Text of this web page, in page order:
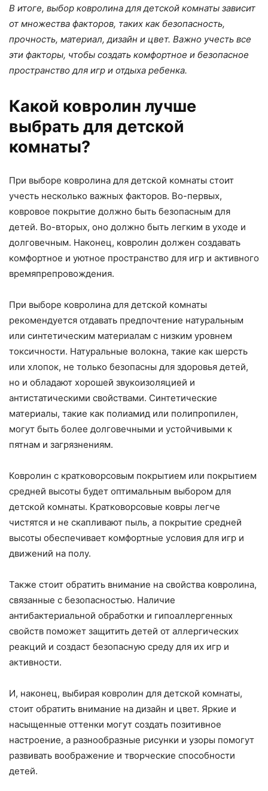
В итоге, выбор ковролина для детской комнаты зависит
от множества факторов, таких как безопасность,
прочность, материал, дизайн и цвет. Важно учесть все
эти факторы, чтобы создать комфортное и безопасное
пространство для игр и отдыха ребенка.
Какой ковролин лучше
выбрать для детской
комнаты?
При выборе ковролина для детской комнаты стоит
учесть несколько важных факторов. Во-первых,
ковровое покрытие должно быть безопасным для
детей. Во-вторых, оно должно быть легким в уходе и
долговечным. Наконец, ковролин должен создавать
комфортное и уютное пространство для игр и активного
времяпрепровождения.
При выборе ковролина для детской комнаты
рекомендуется отдавать предпочтение натуральным
или синтетическим материалам с низким уровнем
токсичности. Натуральные волокна, такие как шерсть
или хлопок, не только безопасны для здоровья детей,
но и обладают хорошей звукоизоляцией и
антистатическими свойствами. Синтетические
материалы, такие как полиамид или полипропилен,
могут быть более долговечными и устойчивыми к
пятнам и загрязнениям.
Ковролин с кратковорсовым покрытием или покрытием
средней высоты будет оптимальным выбором для
детской комнаты. Кратковорсовые ковры легче
чистятся и не скапливают пыль, а покрытие средней
высоты обеспечивает комфортные условия для игр и
движений на полу.
Также стоит обратить внимание на свойства ковролина,
связанные с безопасностью. Наличие
антибактериальной обработки и гипоаллергенных
свойств поможет защитить детей от аллергических
реакций и создаст безопасную среду для их игр и
активности.
И, наконец, выбирая ковролин для детской комнаты,
стоит обратить внимание на дизайн и цвет. Яркие и
насыщенные оттенки могут создать позитивное
настроение, а разнообразные рисунки и узоры помогут
развивать воображение и творческие способности
детей.